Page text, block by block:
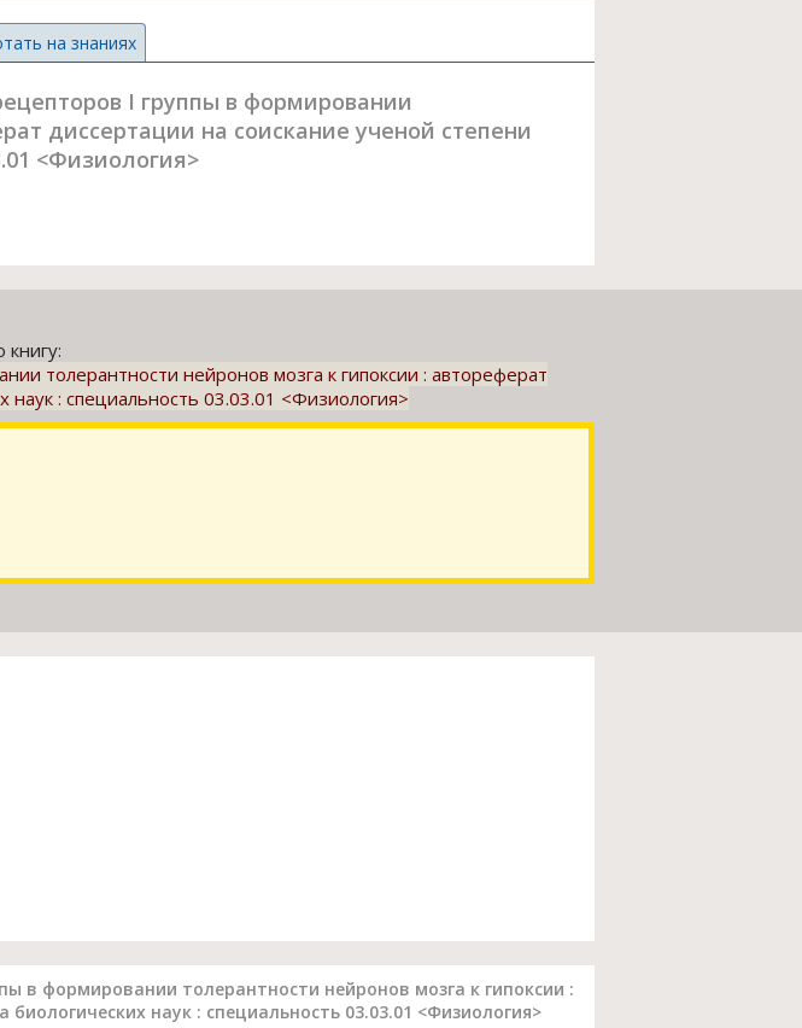
на знаниях
I группы в формировании
диссертации на соискание ученой степени
<Физиология>
книгу:
толерантности нейронов мозга к гипоксии : автореферат
наук : специальность 03.03.01 <Физиология>
в формировании толерантности нейронов мозга к гипоксии :
наук : специальность 03.03.01 <Физиология>